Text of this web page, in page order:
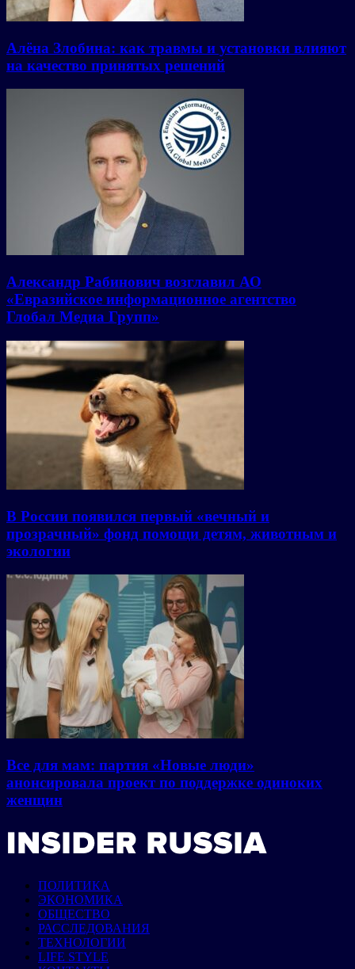
Алёна Злобина: как травмы и установки влияют
на качество принятых решений
Александр Рабинович возглавил АО
«Евразийское информационное агентство
Глобал Медиа Групп»
В России появился первый «вечный и
прозрачный» фонд помощи детям, животным и
экологии
Все для мам: партия «Новые люди»
анонсировала проект по поддержке одиноких
женщин
ПОЛИТИКА
ЭКОНОМИКА
ОБЩЕСТВО
РАССЛЕДОВАНИЯ
ТЕХНОЛОГИИ
LIFE STYLE